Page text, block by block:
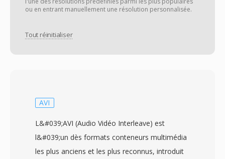
ou en entrant manuellement une résolution personnalisée.
Tout réinitialiser
AVI
L&#039;AVI (Audio Vidéo Interleave) est
l&#039;un dès formats conteneurs multimédia
les plus anciens et les plus reconnus, introduit